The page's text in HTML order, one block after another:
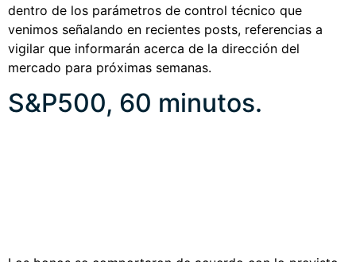
dentro de los parámetros de control técnico que
venimos señalando en recientes posts, referencias a
vigilar que informarán acerca de la dirección del
mercado para próximas semanas.
S&P500, 60 minutos.